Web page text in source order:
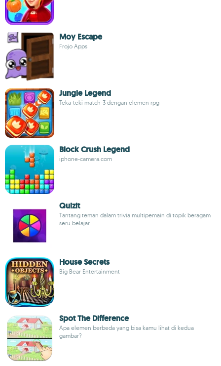
Moy Escape
Frojo Apps
Jungle Legend
Teka-teki match-3 dengan elemen rpg
Block Crush Legend
iphone-camera.com
Quizit
Tantang teman dalam trivia multipemain di topik beragam
seru belajar
House Secrets
Big Bear Entertainment
Spot The Difference
Apa elemen berbeda yang bisa kamu lihat di kedua
gambar?